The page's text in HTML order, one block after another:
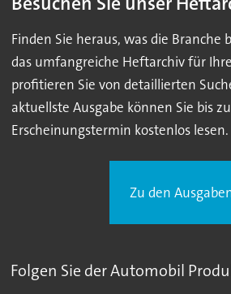
Finden Sie heraus, was die Branche
das umfangreiche Heftarchiv für
profitieren Sie von detaillierten
aktuellste Ausgabe können Sie bis
Erscheinungstermin kostenlos lesen.
Zu den
Folgen Sie der Automobil